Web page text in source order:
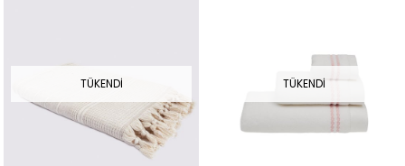
TÜKENDI TÜKENDI